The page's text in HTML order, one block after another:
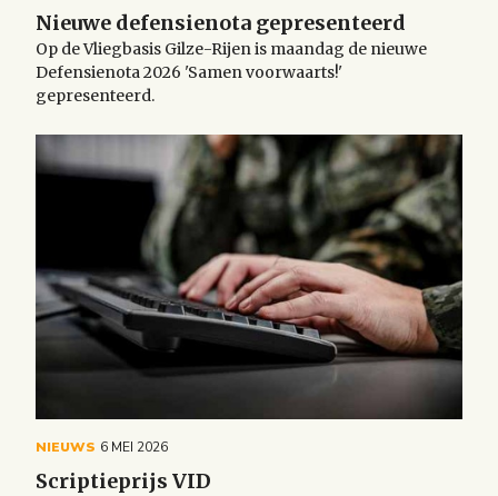
Nieuwe defensienota gepresenteerd
Op de Vliegbasis Gilze-Rijen is maandag de nieuwe
Defensienota 2026 'Samen voorwaarts!'
gepresenteerd.
NIEUWS 6 MEI 2026
Scriptieprijs VID